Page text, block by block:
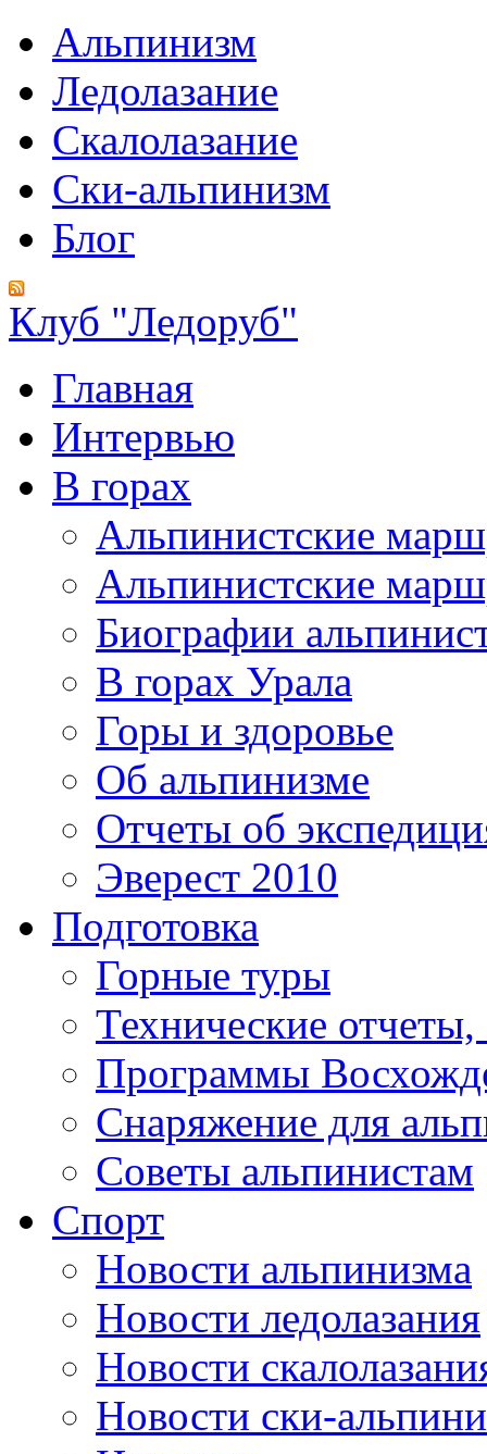
Альпинизм
Ледолазание
Скалолазание
Ски-альпинизм
Блог
Клуб "Ледоруб"
Главная
Интервью
В горах
Альпинистские
Альпинистские
Биографии
В горах Урала
Горы и здоровье
Об альпинизме
Отчеты об
Эверест 2010
Подготовка
Горные туры
Технические
Программы
Снаряжение для
Советы альпинистам
Спорт
Новости альпинизма
Новости ледолазания
Новости
Новости ски-